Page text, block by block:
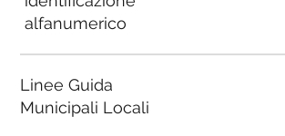
alfanumerico
Linee Guida
Municipali Locali